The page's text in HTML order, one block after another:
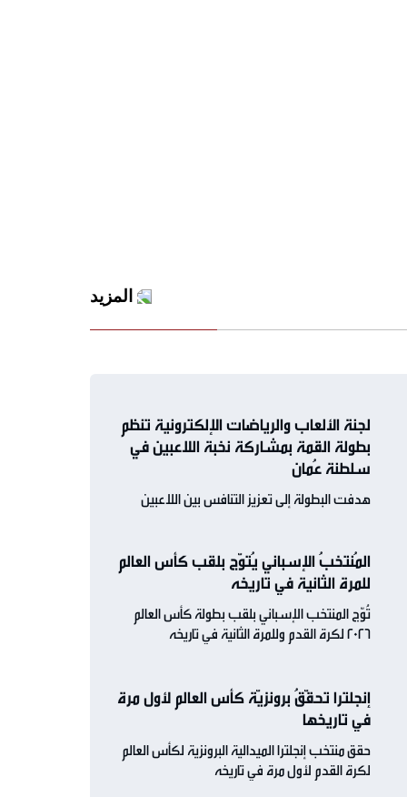
المزيد
لجنة الألعاب والرياضات الإلكترونية تنظم
بطولة القمة بمشاركة نخبة اللاعبين في
سلطنة عُمان
هدفت البطولة إلى تعزيز التنافس بين اللاعبين
المُنتخبُ الإسباني يُتوّج بلقب كأس العالم
للمرة الثانية في تاريخه
تُوّج المنتخب الإسباني بلقب بطولة كأس العالم
2026 لكرة القدم وللمرة الثانية في تاريخه
إنجلترا تحقّقُ برونزيّة كأس العالم لأول مرة
في تاريخها
حقق منتخب إنجلترا الميدالية البرونزية لكأس العالم
لكرة القدم لأول مرة في تاريخه